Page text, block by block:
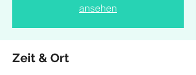
ansehen
Zeit & Ort